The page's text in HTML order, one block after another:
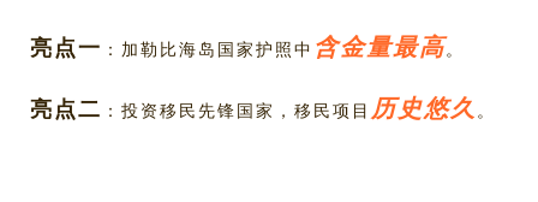
亮点一 ：加勒比海岛国家护照中 含金量最高。
亮点二 ：投资移民先锋国家，移民项目 历史悠久 。